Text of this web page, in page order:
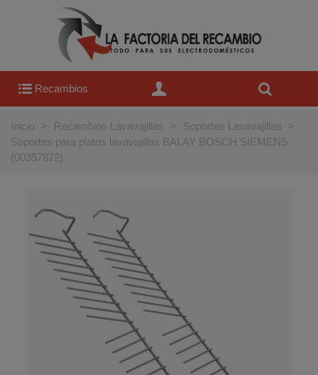
Recambios
Inicio > Recambios Lavavajillas > Soportes Lavavajillas
>
Soportes para platos lavavajillas BALAY BOSCH SIEMENS
(00357872)